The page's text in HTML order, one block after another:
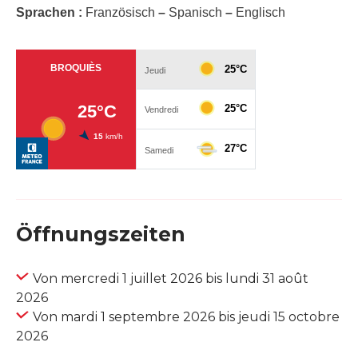
Sprachen : Französisch – Spanisch – Englisch
Öffnungszeiten
Von mercredi 1 juillet 2026 bis lundi 31 août
2026
Von mardi 1 septembre 2026 bis jeudi 15 octobre
2026